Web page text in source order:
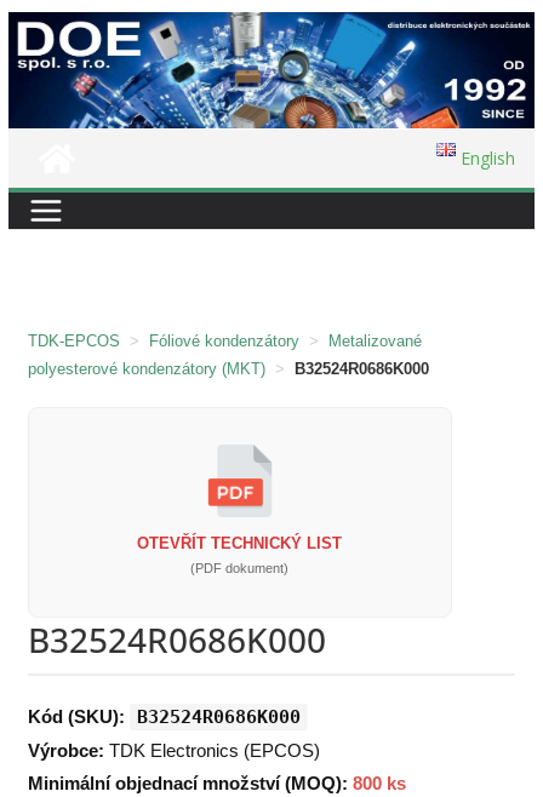
Přeskočit
na
English
TDK-EPCOS > Fóliové kondenzátory >
Metalizované
polyesterové kondenzátory (MKT) > B32524R0686K000
OTEVŘÍT TECHNICKÝ LIST
(PDF dokument)
B32524R0686K000
Kód (SKU): B32524R0686K000
Výrobce: TDK Electronics (EPCOS)
Minimální objednací množství (MOQ): 800 ks